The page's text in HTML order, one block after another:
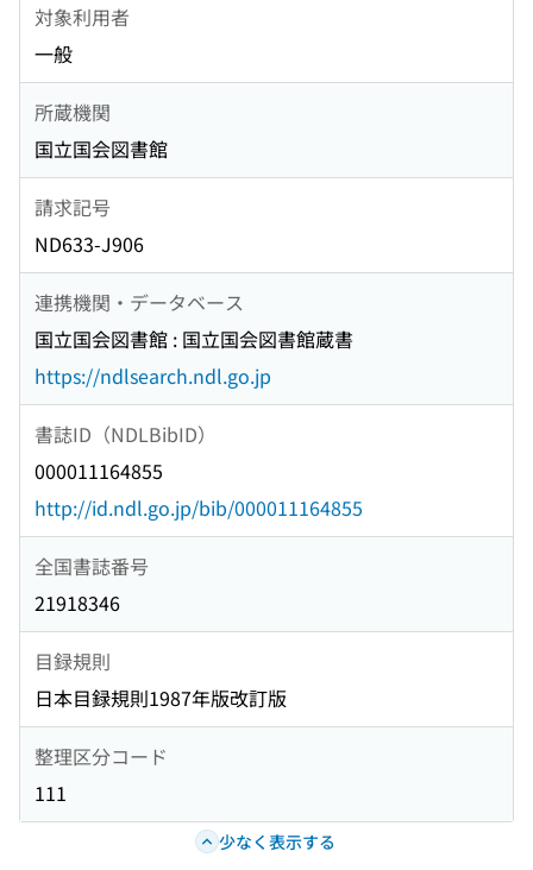
対象利用者
一般
所蔵機関
国立国会図書館
請求記号
ND633-J906
連携機関・データベース
国立国会図書館 : 国立国会図書館蔵書
https://ndlsearch.ndl.go.jp
書誌ID（NDLBibID）
000011164855
http://id.ndl.go.jp/bib/000011164855
全国書誌番号
21918346
目録規則
日本目録規則1987年版改訂版
整理区分コード
111
少なく表示する